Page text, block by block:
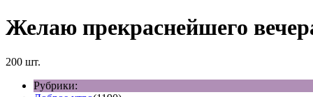
Желаю прекраснейшего
200 шт.
Рубрики: